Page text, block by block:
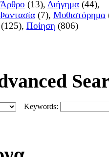
Άρθρο (13), Διήγημα (44),
(7), Μυθιστόρημα
(125), Ποίηση (806)
Keywords: